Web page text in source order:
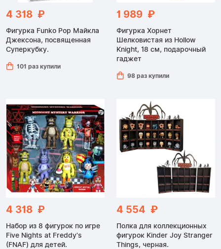
4 318 ₽
Фигурка Funko Pop Майкла
Джексона, посвященная
Суперкубку.
101 раз купили
1 989 ₽
Фигурка Хорнет
Шелковистая из Hollow
Knight, 18 см, подарочный
гаджет
98 раз купили
4 318 ₽
Набор из 8 фигурок по игре
Five Nights at Freddy's
(FNAF) для детей.
4 554 ₽
Полка для коллекционных
фигурок Kinder Joy Stranger
Things, черная.